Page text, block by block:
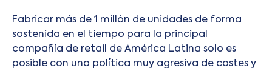
Fabricar más de 1 millón de unidades de forma
sostenida en el tiempo para la principal
compañía de retail de América Latina solo es
posible con una política muy agresiva de costes y